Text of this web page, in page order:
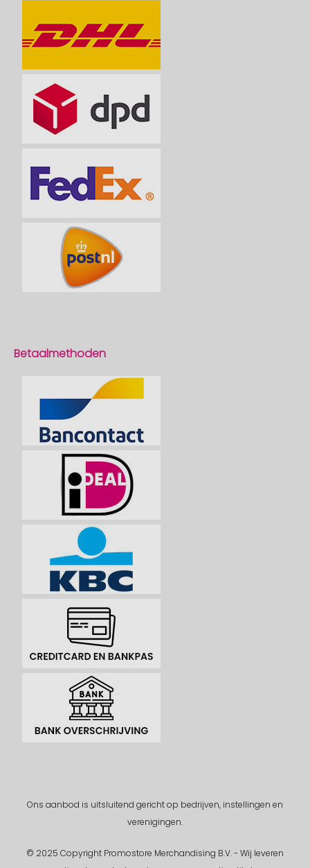
Betaalmethoden
Ons aanbod is uitsluitend gericht op bedrijven, instellingen en
verenigingen.
© 2025 Copyright Promostore Merchandising B.V. - Wij leveren